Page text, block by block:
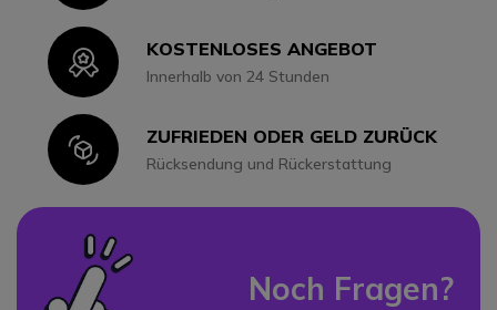
IconKOSTENLOSES ANGEBOT
Innerhalb von 24 Stunden
IconZUFRIEDEN ODER GELD ZURÜCK
Rücksendung und Rückerstattung
Noch Fragen?